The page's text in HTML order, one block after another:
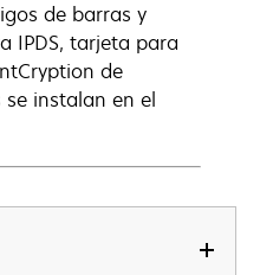
de barras y
IPDS, tarjeta para
de
se instalan en el